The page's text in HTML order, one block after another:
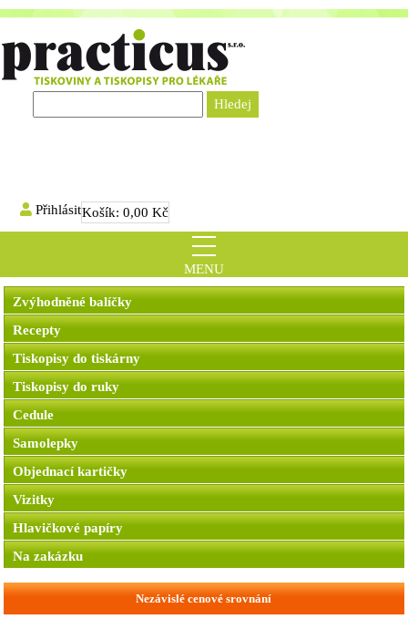
PřihlásitKošík:0,00 Kč
MENU
Zvýhodněné balíčky
Recepty
Tiskopisy do tiskárny
Tiskopisy do ruky
Cedule
Samolepky
Objednací kartičky
Vizitky
Hlavičkové papíry
Na zakázku
Nezávislé cenové srovnání